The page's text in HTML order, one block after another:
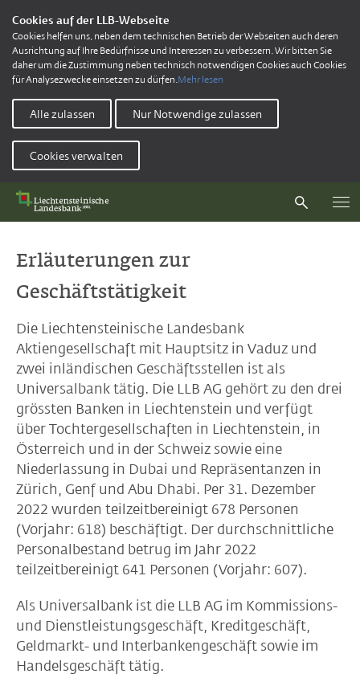
Cookies auf der LLB-Webseite
Cookies helfen uns, neben dem technischen Betrieb der Webseiten auch deren
Ausrichtung auf Ihre Bedürfnisse und Interessen zu verbessern. Wir bitten Sie
daher um die Zustimmung neben technisch notwendigen Cookies auch Cookies
für Analysezwecke einsetzen zu dürfen.Mehr lesen
Alle zulassen Nur Notwendige zulassen
Cookies verwalten
Erläuterungen zur
Geschäftstätigkeit
Die Liechtensteinische Landesbank
Aktiengesellschaft mit Hauptsitz in Vaduz und
zwei inländischen Geschäftsstellen ist als
Universalbank tätig. Die LLB AG gehört zu den drei
grössten Banken in Liechtenstein und verfügt
über Tochtergesellschaften in Liechtenstein, in
Österreich und in der Schweiz sowie eine
Niederlassung in Dubai und Repräsentanzen in
Zürich, Genf und Abu Dhabi. Per 31. Dezember
2022 wurden teilzeitbereinigt 678 Personen
(Vorjahr: 618) beschäftigt. Der durchschnittliche
Personalbestand betrug im Jahr 2022
teilzeitbereinigt 641 Personen (Vorjahr: 607).
Als Universalbank ist die LLB AG im Kommissions-
und Dienstleistungsgeschäft, Kreditgeschäft,
Geldmarkt- und Interbankengeschäft sowie im
Handelsgeschäft tätig.